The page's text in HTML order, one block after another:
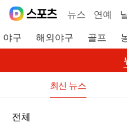
뉴스 연예
야구 해외야구 골프
최신 뉴스
전체